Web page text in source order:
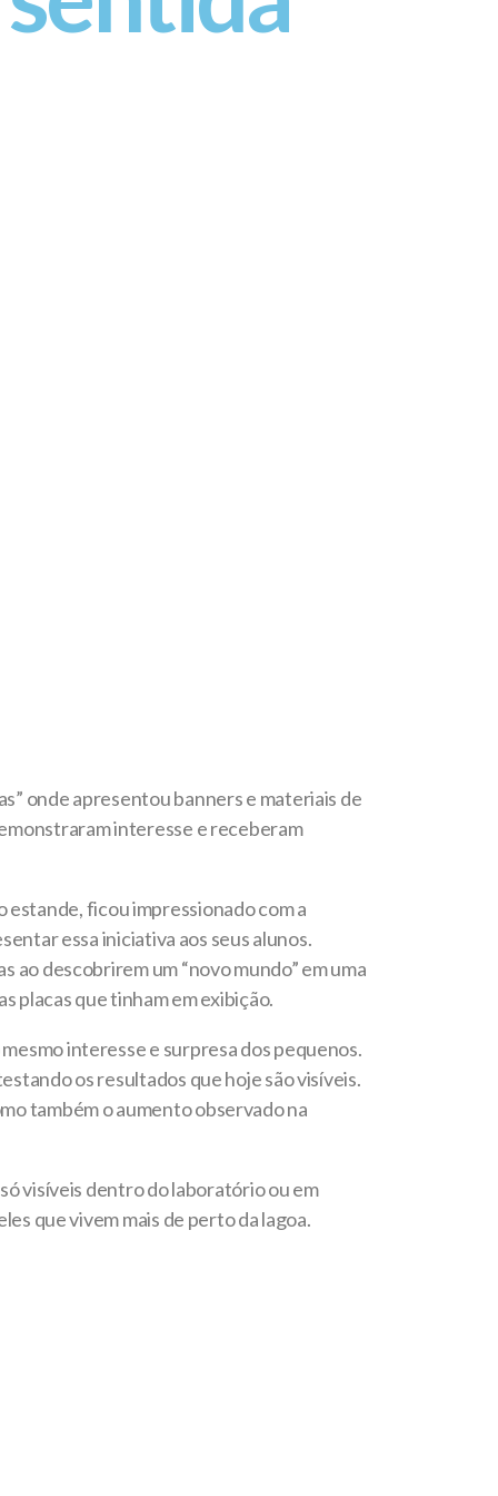
onde apresentou banners e materiais de
interesse e receberam
estande, ficou impressionado com a
essa iniciativa aos seus alunos.
ao descobrirem um “novo mundo” em uma
placas que tinham em exibição.
interesse e surpresa dos pequenos.
os resultados que hoje são visíveis.
também o aumento observado na
visíveis dentro do laboratório ou em
que vivem mais de perto da lagoa.